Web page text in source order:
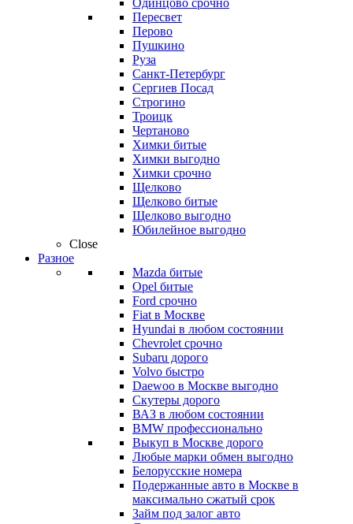
Одинцово срочно
Пересвет
Перово
Пушкино
Руза
Санкт-Петербург
Сергиев Посад
Строгино
Троицк
Чертаново
Химки битые
Химки выгодно
Химки срочно
Щелково
Щелково битые
Щелково выгодно
Юбилейное выгодно
Close
Разное
Mazda битые
Opel битые
Ford срочно
Fiat в Москве
Hyundai в любом состоянии
Chevrolet срочно
Subaru дорого
Volvo быстро
Daewoo в Москве выгодно
Скутеры дорого
ВАЗ в любом состоянии
BMW профессионально
Выкуп в Москве дорого
Любые марки обмен выгодно
Белорусские номера
Подержанные авто в Москве в
максимально сжатый срок
Займ под залог авто